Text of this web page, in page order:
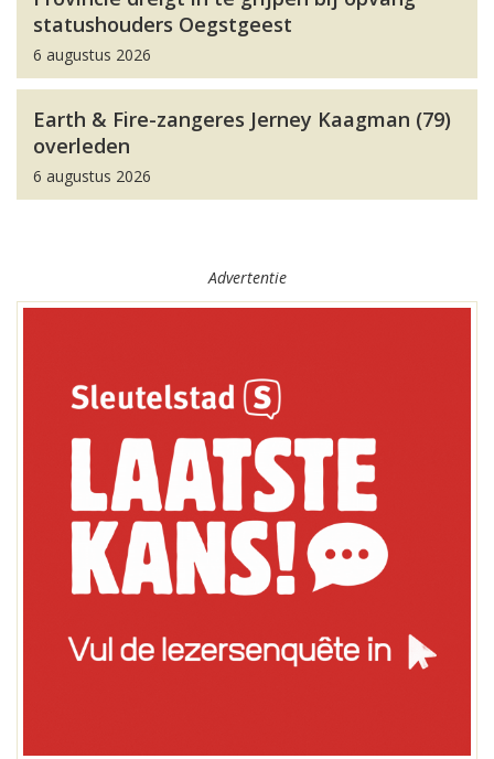
statushouders Oegstgeest
6 augustus 2026
Earth & Fire-zangeres Jerney Kaagman (79)
overleden
6 augustus 2026
Advertentie